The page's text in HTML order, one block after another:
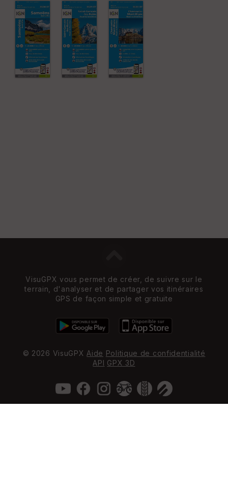
VisuGPX vous permet de créer, de suivre sur le
terrain, d'analyser et de partager vos itinéraires
GPS de façon simple et gratuite
© 2026 VisuGPX Aide Politique de confidentialité
API GPX 3D